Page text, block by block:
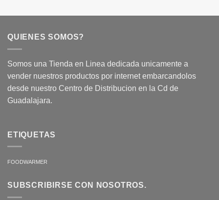
QUIENES SOMOS?
Somos una Tienda en Linea dedicada unicamente a
vender nuestros productos por internet embarcandolos
desde nuestro Centro de Distribucion en la Cd de
Guadalajara.
ETIQUETAS
FOODWARMER
SUBSCRIBIRSE CON NOSOTROS.